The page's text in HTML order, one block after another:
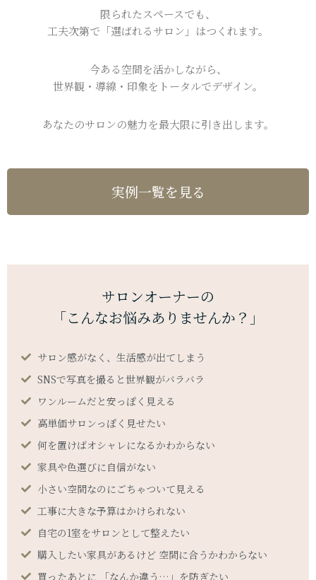
限られたスペースでも、
工夫次第で「選ばれるサロン」はつくれます。
今ある空間を活かしながら、
世界観・導線・印象をトータルでデザイン。
あなたのサロンの魅力を最大限に引き出します。
実例一覧を見る
サロンオーナーの
「こんなお悩みありませんか？」
サロン感がなく、生活感が出てしまう
SNSで写真を撮ると世界観がバラバラ
ワンルームだと安っぽく見える
高単価サロンっぽく見せたい
何を置けばオシャレになるかわからない
家具や色選びに自信がない
小さい空間なのにごちゃついて見える
工事に大きな予算はかけられない
自宅の1室をサロンとして整えたい
購入したい家具があるけど 空間に合うかわからない
買ったあとに 「なんか違う…」を防ぎたい